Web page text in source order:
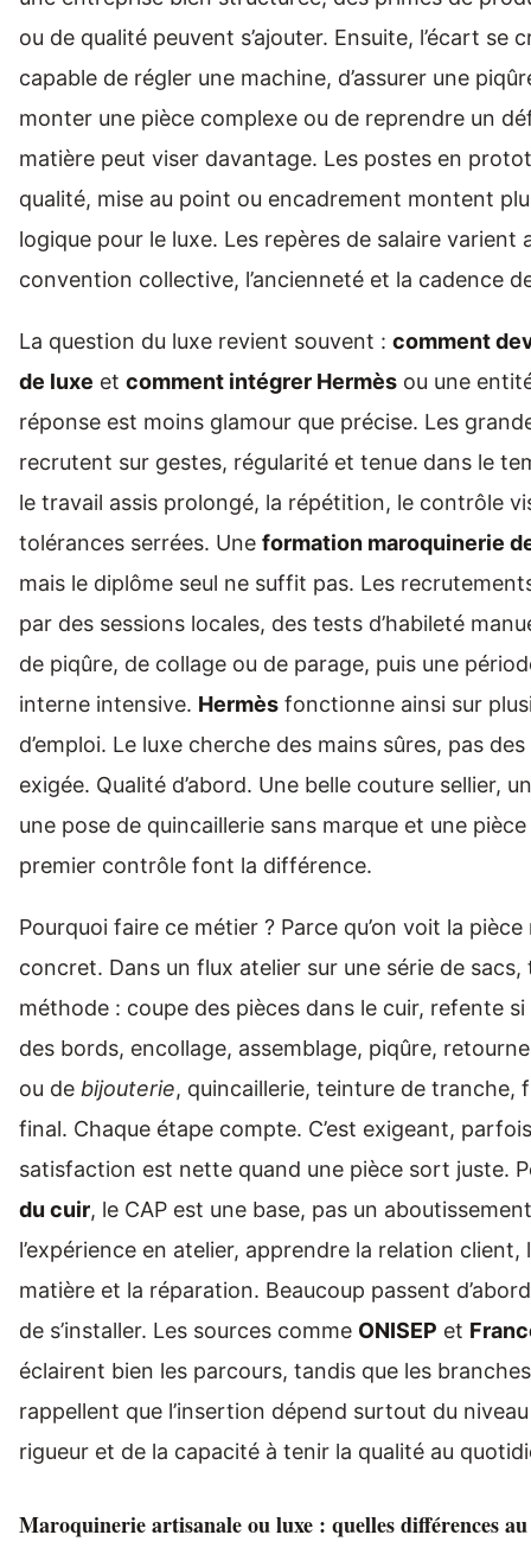
ou de qualité peuvent s’ajouter. Ensuite, l’écart se
capable de régler une machine, d’assurer une
monter une pièce complexe ou de reprendre un
matière peut viser davantage. Les postes en
qualité, mise au point ou encadrement montent
logique pour le luxe. Les repères de salaire varient
convention collective, l’ancienneté et la cadence
La question du luxe revient souvent : comment
de luxe et comment intégrer Hermès ou une
réponse est moins glamour que précise. Les
recrutent sur gestes, régularité et tenue dans le
le travail assis prolongé, la répétition, le contrôle
tolérances serrées. Une formation maroquinerie
mais le diplôme seul ne suffit pas. Les
par des sessions locales, des tests d’habileté
de piqûre, de collage ou de parage, puis une
interne intensive. Hermès fonctionne ainsi sur
d’emploi. Le luxe cherche des mains sûres, pas
exigée. Qualité d’abord. Une belle couture sellier,
une pose de quincaillerie sans marque et une
premier contrôle font la différence.
Pourquoi faire ce métier ? Parce qu’on voit la pièce
concret. Dans un flux atelier sur une série de sacs,
méthode : coupe des pièces dans le cuir, refente
des bords, encollage, assemblage, piqûre,
ou de bijouterie, quincaillerie, teinture de tranche,
final. Chaque étape compte. C’est exigeant,
satisfaction est nette quand une pièce sort juste.
du cuir, le CAP est une base, pas un
l’expérience en atelier, apprendre la relation client,
matière et la réparation. Beaucoup passent
de s’installer. Les sources comme ONISEP et
éclairent bien les parcours, tandis que les
rappellent que l’insertion dépend surtout du
rigueur et de la capacité à tenir la qualité au
Maroquinerie artisanale ou luxe : quelles différences